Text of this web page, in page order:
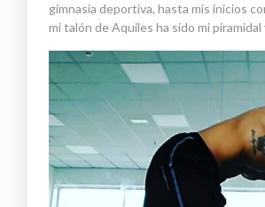
gimnasia deportiva, hasta mis inicios
mi talón de Aquiles ha sido mi piramidal